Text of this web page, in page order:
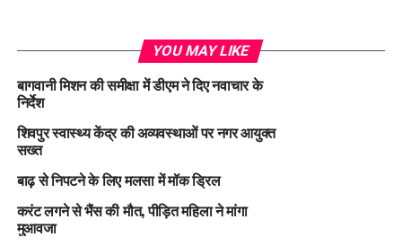
YOU MAY LIKE
बागवानी मिशन की समीक्षा में डीएम ने दिए नवाचार के
निर्देश
शिवपुर स्वास्थ्य केंद्र की अव्यवस्थाओं पर नगर आयुक्त
सख्त
बाढ़ से निपटने के लिए मलसा में मॉक ड्रिल
करंट लगने से भैंस की मौत, पीड़ित महिला ने मांगा
मुआवजा